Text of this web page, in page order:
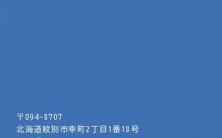
〒094-8707
北海道紋別市幸町2丁目1番18号